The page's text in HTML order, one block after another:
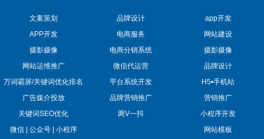
文案策划
品牌设计
APP开发
电商服务
摄影摄像
电商分销系统
网站运维推广
微信代运营
万词霸屏/关键词优化排名
平台系统开发
广告媒介投放
品牌营销推广
关键词SEO优化
两V一抖
微信 | 公众号 | 小程序
app开发
网站建设
摄影摄像
品牌设计
H5•手机站
营销推广
小程序开发
网站模板